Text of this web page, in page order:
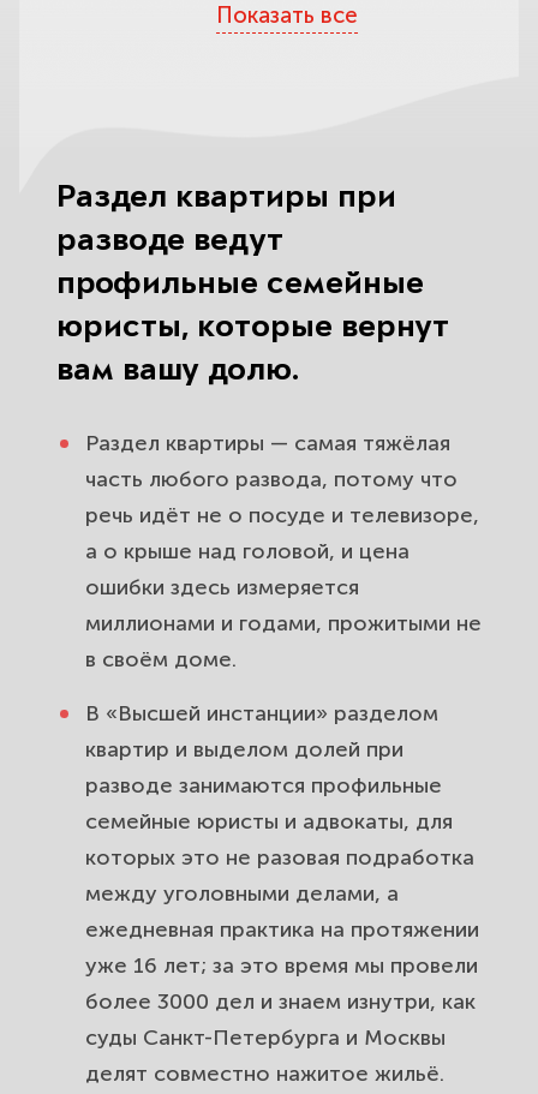
совместно нажитое имущество и
Как разделить ипотечную
квартиру при разводе: квартира,
долг перед банком и согласие
банка.
наследству: когда её всё же можно
разделить.
Раздел квартиры, купленной с
материнским капиталом: доли
детей и супругов.
Можно ли получить большую
остаются с вами.
Раздел квартиры через суд: срок
исковой давности, госпошлина и
оценка доли.
Соглашение о разделе квартиры и
брачный договор: как поделить
жильё без суда.
Определение порядка
пользования квартирой и спор о
Показать все
Раздел квартиры при
разводе ведут
профильные семейные
юристы, которые вернут
вам вашу долю.
Раздел квартиры — самая тяжёлая
часть любого развода, потому что
речь идёт не о посуде и телевизоре,
а о крыше над головой, и цена
ошибки здесь измеряется
миллионами и годами, прожитыми не
в своём доме.
В «Высшей инстанции» разделом
квартир и выделом долей при
разводе занимаются профильные
семейные юристы и адвокаты, для
которых это не разовая подработка
между уголовными делами, а
ежедневная практика на протяжении
уже 16 лет; за это время мы провели
более 3000 дел и знаем изнутри, как
суды Санкт-Петербурга и Москвы
делят совместно нажитое жильё.